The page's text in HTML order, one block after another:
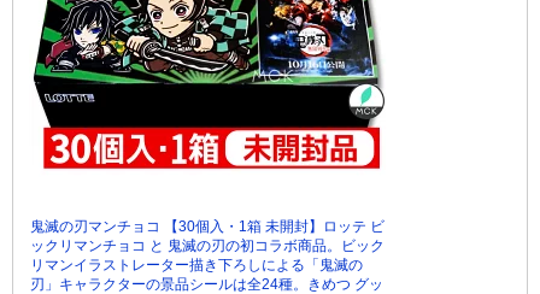
鬼滅の刃マンチョコ 【30個入・1箱 未開封】ロッテ ビ
ックリマンチョコ と 鬼滅の刃の初コラボ商品。ビック
リマンイラストレーター描き下ろしによる「鬼滅の
刃」キャラクターの景品シールは全24種。きめつ グッ